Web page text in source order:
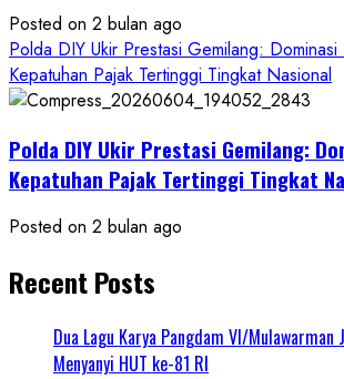
Posted on 2 bulan ago
Polda DIY Ukir Prestasi Gemilang: Dominasi
Kepatuhan Pajak Tertinggi Tingkat Nasional
Polda DIY Ukir Prestasi Gemilang:
Kepatuhan Pajak Tertinggi Tingkat
Posted on 2 bulan ago
Recent Posts
Dua Lagu Karya Pangdam VI/
Menyanyi HUT ke-81 RI